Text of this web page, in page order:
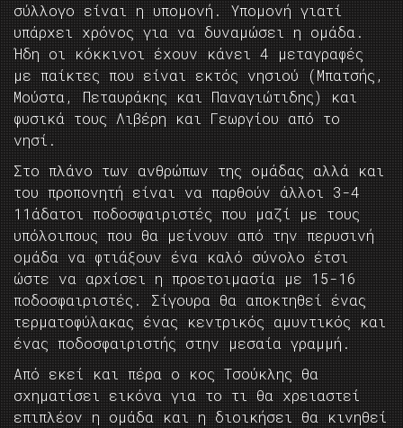
σύλλογο είναι η υπομονή. Υπομονή γιατί
υπάρχει χρόνος για να δυναμώσει η ομάδα.
Ήδη οι κόκκινοι έχουν κάνει 4 μεταγραφές
με παίκτες που είναι εκτός νησιού (Μπατσής,
Μούστα, Πεταυράκης και Παναγιώτιδης) και
φυσικά τους Λιβέρη και Γεωργίου από το
νησί.
Στο πλάνο των ανθρώπων της ομάδας αλλά και
του προπονητή είναι να παρθούν άλλοι 3-4
11άδατοι ποδοσφαιριστές που μαζί με τους
υπόλοιπους που θα μείνουν από την περυσινή
ομάδα να φτιάξουν ένα καλό σύνολο έτσι
ώστε να αρχίσει η προετοιμασία με 15-16
ποδοσφαιριστές. Σίγουρα θα αποκτηθεί ένας
τερματοφύλακας ένας κεντρικός αμυντικός και
ένας ποδοσφαιριστής στην μεσαία γραμμή.
Από εκεί και πέρα ο κος Τσούκλης θα
σχηματίσει εικόνα για το τι θα χρειαστεί
επιπλέον η ομάδα και η διοικήσει θα κινηθεί